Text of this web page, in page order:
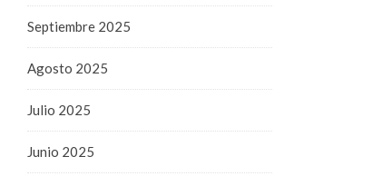
Septiembre 2025
Agosto 2025
Julio 2025
Junio 2025